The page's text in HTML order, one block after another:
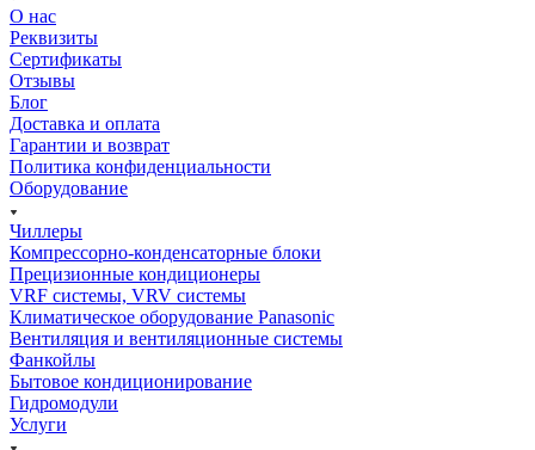
О нас
Реквизиты
Сертификаты
Отзывы
Блог
Доставка и оплата
Гарантии и возврат
Политика конфиденциальности
Оборудование
Чиллеры
Компрессорно-конденсаторные блоки
Прецизионные кондиционеры
VRF системы, VRV системы
Климатическое оборудование Panasonic
Вентиляция и вентиляционные системы
Фанкойлы
Бытовое кондиционирование
Гидромодули
Услуги